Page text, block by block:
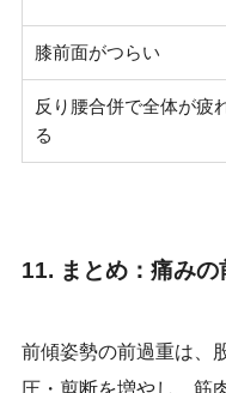
膝前面がつらい
反り腰合併で全体が疲
る
11. まとめ：痛み
前傾姿勢の前過重は、
圧・剪断を増やし、筋